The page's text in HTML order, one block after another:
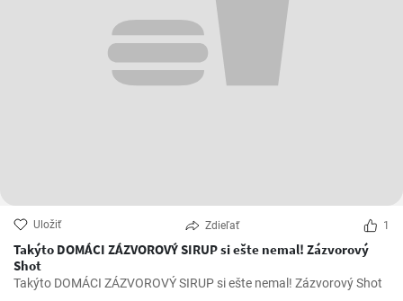
Uložiť Zdieľať 1
Takýto DOMÁCI ZÁZVOROVÝ SIRUP si ešte nemal! Zázvorový
Shot
Takýto DOMÁCI ZÁZVOROVÝ SIRUP si ešte nemal! Zázvorový Shot